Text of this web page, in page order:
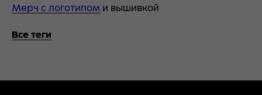
Мерч с логотипом и вышивкой
Все теги